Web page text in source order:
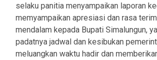
selaku panitia menyampaikan laporan
memyampaikan apresiasi dan rasa
mendalam kepada Bupati Simalungun,
padatnya jadwal dan kesibukan
meluangkan waktu hadir dan